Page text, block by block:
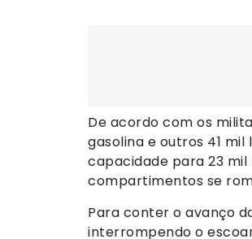
De acordo com os
gasolina e outros 41
capacidade para 23
compartimentos se
Para conter o avanço
interrompendo o